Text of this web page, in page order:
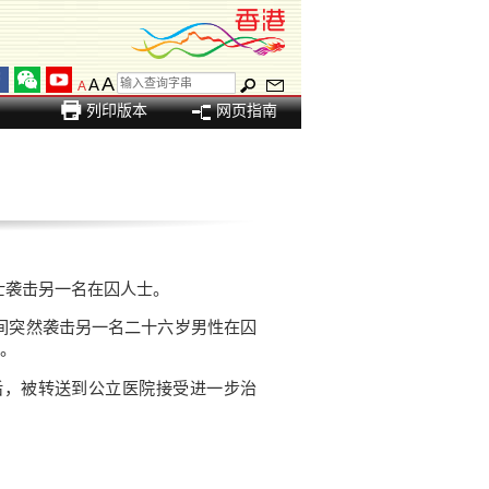
AAA
列印版本 网页指南
击另一名在囚人士。
然袭击另一名二十六岁男性在囚
被转送到公立医院接受进一步治